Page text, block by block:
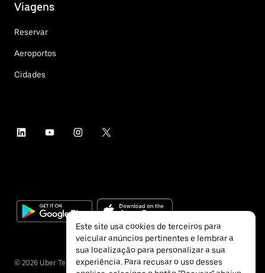
Viagens
Reservar
Aeroportos
Cidades
© 2026 Uber Technologies Inc.
Este site usa cookies de terceiros para
veicular anúncios pertinentes e lembrar a
sua localização para personalizar a sua
experiência. Para recusar o uso desses